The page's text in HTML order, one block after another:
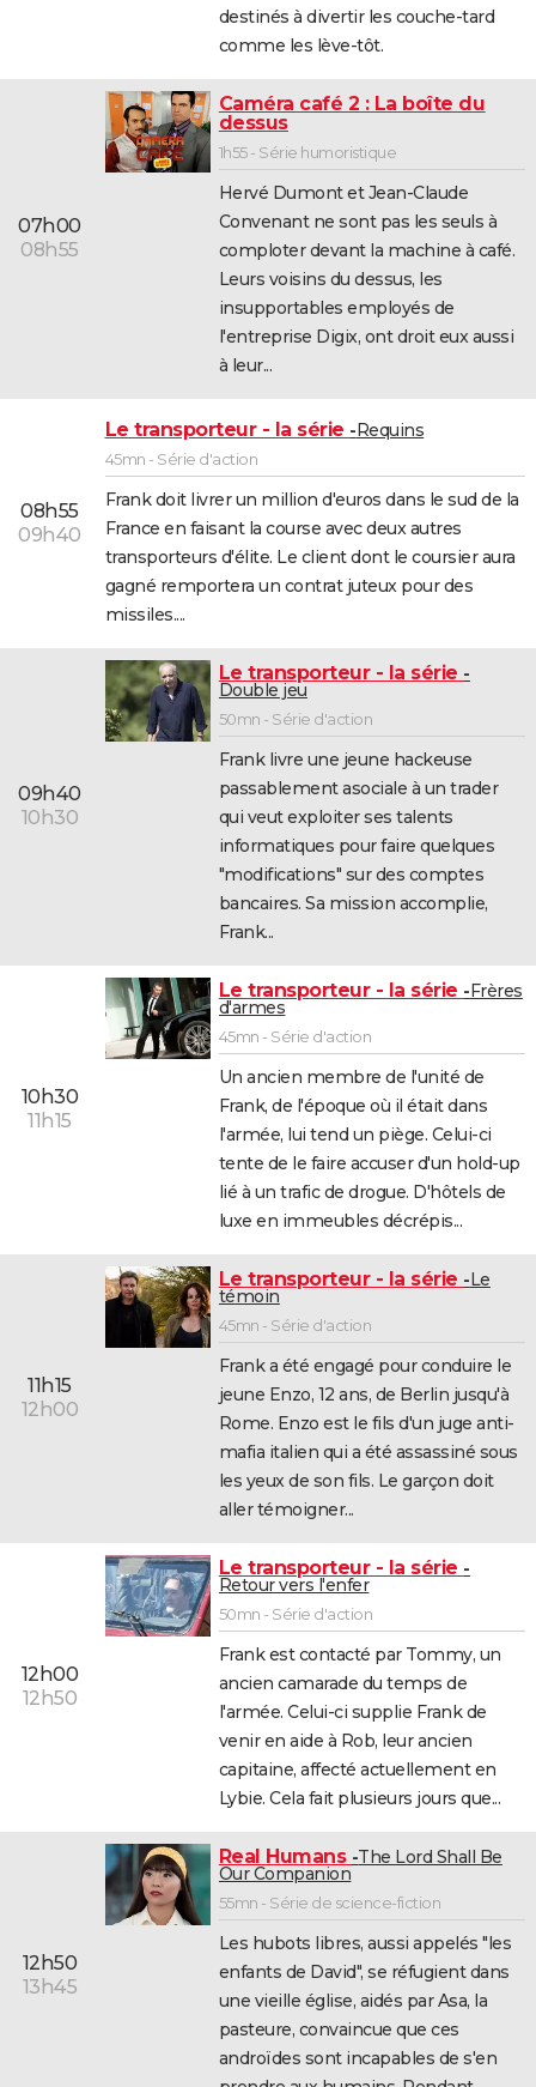
destinés à divertir les couche-tard
comme les lève-tôt.
07h00
08h55
Caméra café 2 : La boîte du
dessus
1h55 - Série humoristique
Hervé Dumont et Jean-Claude
Convenant ne sont pas les seuls à
comploter devant la machine à café.
Leurs voisins du dessus, les
insupportables employés de
l'entreprise Digix, ont droit eux aussi
à leur...
08h55
09h40
Le transporteur - la série Requins
45mn - Série d'action
Frank doit livrer un million d'euros dans le sud de la
France en faisant la course avec deux autres
transporteurs d'élite. Le client dont le coursier aura
gagné remportera un contrat juteux pour des
missiles....
09h40
10h30
Le transporteur - la série
Double jeu
50mn - Série d'action
Frank livre une jeune hackeuse
passablement asociale à un trader
qui veut exploiter ses talents
informatiques pour faire quelques
"modifications" sur des comptes
bancaires. Sa mission accomplie,
Frank...
10h30
11h15
Le transporteur - la série Frères
d'armes
45mn - Série d'action
Un ancien membre de l'unité de
Frank, de l'époque où il était dans
l'armée, lui tend un piège. Celui-ci
tente de le faire accuser d'un hold-up
lié à un trafic de drogue. D'hôtels de
luxe en immeubles décrépis...
11h15
12h00
Le transporteur - la série Le
témoin
45mn - Série d'action
Frank a été engagé pour conduire le
jeune Enzo, 12 ans, de Berlin jusqu'à
Rome. Enzo est le fils d'un juge anti-
mafia italien qui a été assassiné sous
les yeux de son fils. Le garçon doit
aller témoigner...
12h00
12h50
Le transporteur - la série
Retour vers l'enfer
50mn - Série d'action
Frank est contacté par Tommy, un
ancien camarade du temps de
l'armée. Celui-ci supplie Frank de
venir en aide à Rob, leur ancien
capitaine, affecté actuellement en
Lybie. Cela fait plusieurs jours que...
12h50
13h45
Real Humans The Lord Shall Be
Our Companion
55mn - Série de science-fiction
Les hubots libres, aussi appelés "les
enfants de David", se réfugient dans
une vieille église, aidés par Asa, la
pasteure, convaincue que ces
androïdes sont incapables de s'en